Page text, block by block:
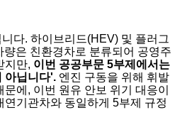
다. 하이브리드(HEV) 및 플러그
은 친환경차로 분류되어 공영주
지만, 이번 공공부문 5부제에서는
아닙니다'. 엔진 구동을 위해 휘발
에, 이번 원유 안보 위기 대응이
연기관차와 동일하게 5부제 규정